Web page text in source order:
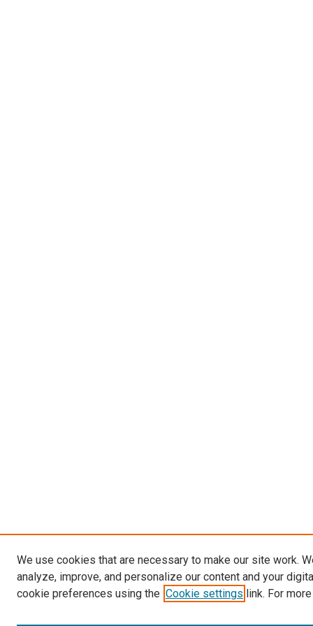
We use cookies that are necessary to make our site work.
analyze, improve, and personalize our content and your
cookie preferences using the Cookie settings link. For